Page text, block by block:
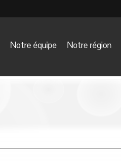
Notre équipe Notre région